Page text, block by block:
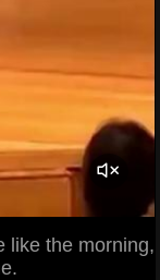
like the morning,